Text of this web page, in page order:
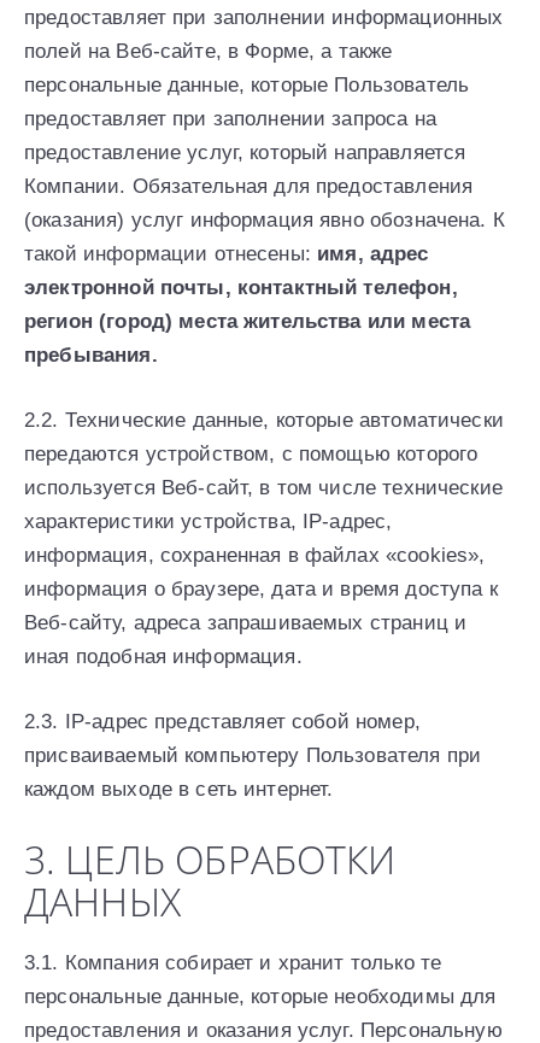
предоставляет при заполнении информационных
полей на Веб-сайте, в Форме, а также
персональные данные, которые Пользователь
предоставляет при заполнении запроса на
предоставление услуг, который направляется
Компании. Обязательная для предоставления
(оказания) услуг информация явно обозначена. К
такой информации отнесены: имя, адрес
электронной почты, контактный телефон,
регион (город) места жительства или места
пребывания.
2.2. Технические данные, которые автоматически
передаются устройством, с помощью которого
используется Веб-сайт, в том числе технические
характеристики устройства, IP-адрес,
информация, сохраненная в файлах «cookies»,
информация о браузере, дата и время доступа к
Веб-сайту, адреса запрашиваемых страниц и
иная подобная информация.
2.3. IP-адрес представляет собой номер,
присваиваемый компьютеру Пользователя при
каждом выходе в сеть интернет.
3. ЦЕЛЬ ОБРАБОТКИ
ДАННЫХ
3.1. Компания собирает и хранит только те
персональные данные, которые необходимы для
предоставления и оказания услуг. Персональную